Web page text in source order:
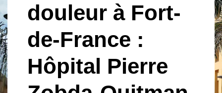
douleur à Fort-
de-France :
Hôpital Pierre